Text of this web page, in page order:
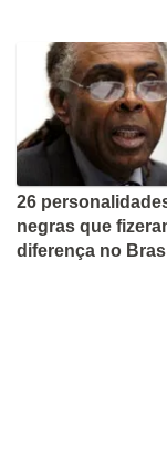
26
negras que
diferença no